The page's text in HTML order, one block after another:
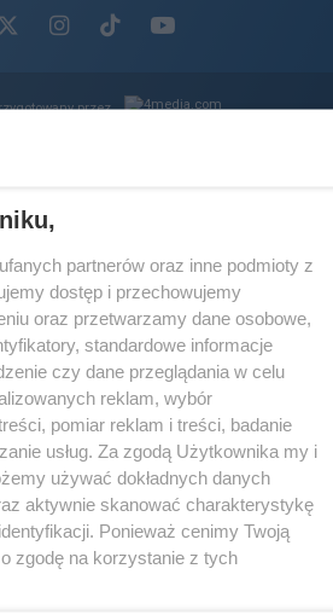
X.comInstagram.com
Tiktok.comYoutube.com
przez
partnerów oraz inne podmioty z
dostęp i przechowujemy
oraz przetwarzamy dane osobowe,
standardowe informacje
czy dane przeglądania w celu
reklam, wybór
pomiar reklam i treści, badanie
usług. Za zgodą Użytkownika my i
używać dokładnych danych
aktywnie skanować charakterystykę
Ponieważ cenimy Twoją
zgodę na korzystanie z tych